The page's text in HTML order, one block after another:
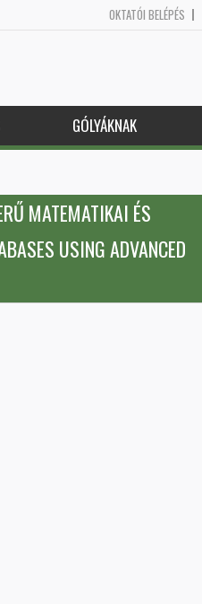
OKTATÓI BELÉPÉS
GÓLYÁKNAK
MATEMATIKAI ÉS
USING ADVANCED